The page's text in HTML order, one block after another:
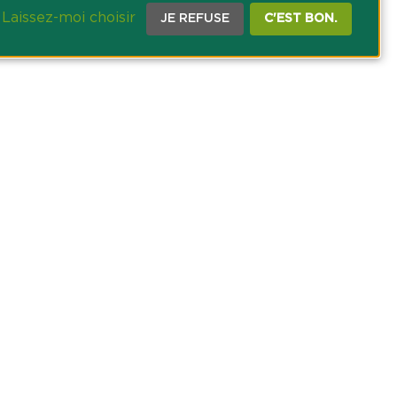
Laissez-moi choisir JE REFUSE C'EST BON.